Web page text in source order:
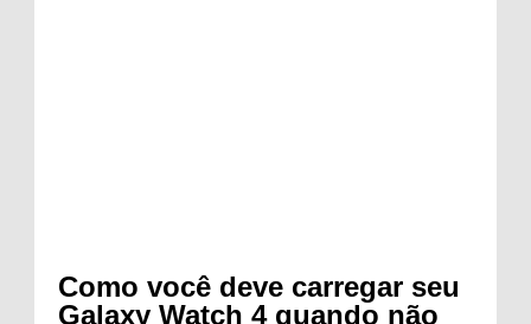
Como você deve carregar seu
Galaxy Watch 4 quando não